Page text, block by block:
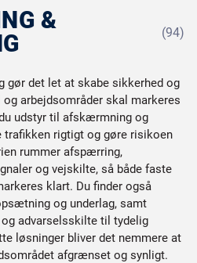
&
(94)
det let at skabe sikkerhed og
arbejdsområder skal markeres
udstyr til afskærmning og
rigtigt og gøre risikoen
rummer afspærring,
og vejskilte, så både faste
klart. Du finder også
og underlag, samt
advarselsskilte til tydelig
løsninger bliver det nemmere at
afgrænset og synligt.